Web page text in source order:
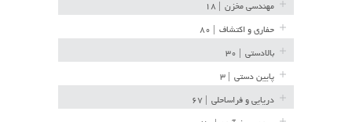
مهندسی مخزن
حفاری و اکتشاف
بالادستی
پایین دستی
دریایی و فراساحلی